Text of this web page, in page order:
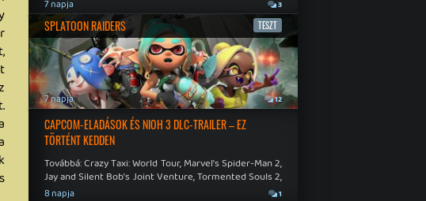
7 napja 3
SPLATOON RAIDERS TESZT
7 napja 12
CAPCOM-ELADÁSOK ÉS NIOH 3 DLC-TRAILER – EZ
TÖRTÉNT KEDDEN
Továbbá: Crazy Taxi: World Tour, Marvel's Spider-Man 2,
Jay and Silent Bob's Joint Venture, Tormented Souls 2,
No More Room in Hell, Slain 2: The Beast Within.
8 napja 1